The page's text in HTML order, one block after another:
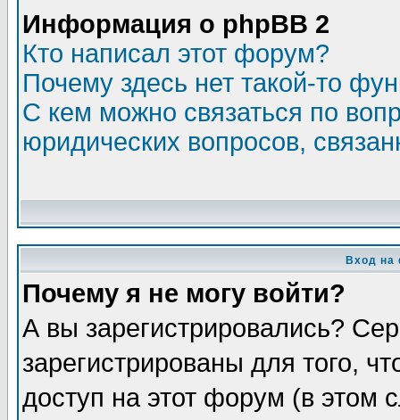
Информация о phpBB 2
Кто написал этот форум?
Почему здесь нет такой-то
С кем можно связаться по
юридических вопросов,
Вход на
Почему я не могу войти?
А вы зарегистрировались?
зарегистрированы для того,
доступ на этот форум (в этом